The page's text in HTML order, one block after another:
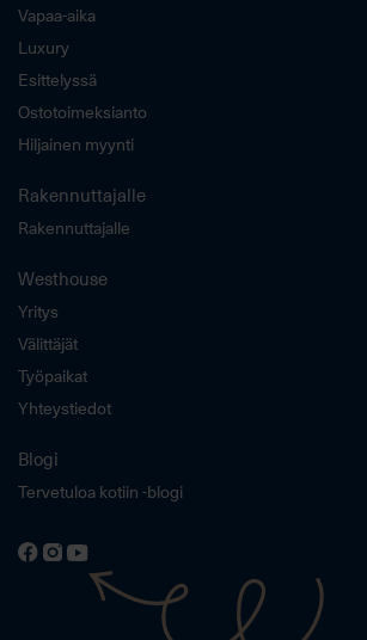
Vapaa-aika
Luxury
Esittelyssä
Ostotoimeksianto
Hiljainen myynti
Rakennuttajalle
Rakennuttajalle
Westhouse
Yritys
Välittäjät
Työpaikat
Yhteystiedot
Blogi
Tervetuloa kotiin -blogi